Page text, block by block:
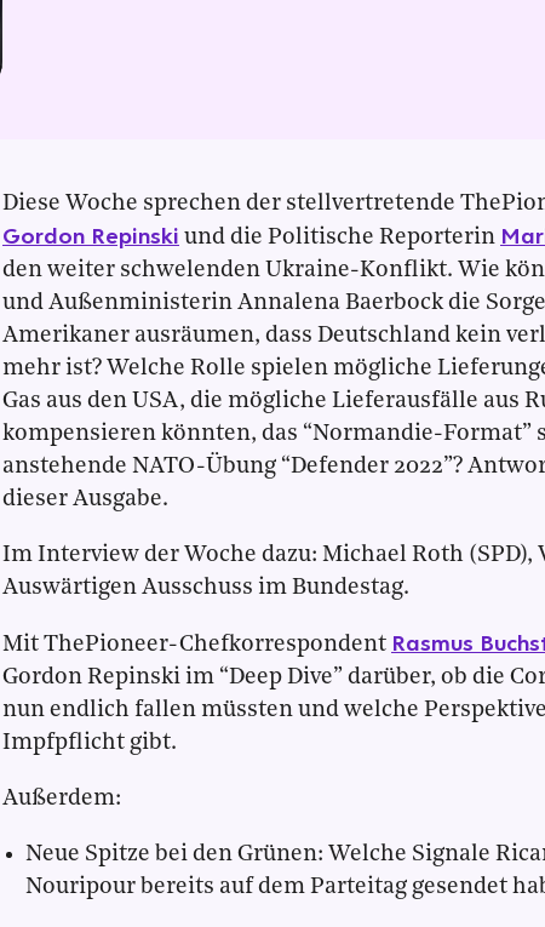
Diese Woche sprechen der stellvertretende
Gordon Repinski und die Politische Reporterin
den weiter schwelenden Ukraine-Konflikt. Wie
und Außenministerin Annalena Baerbock die
Amerikaner ausräumen, dass Deutschland kein
mehr ist? Welche Rolle spielen mögliche
Gas aus den USA, die mögliche Lieferausfälle aus
kompensieren könnten, das “Normandie-Format”
anstehende NATO-Übung “Defender 2022”?
dieser Ausgabe.
Im Interview der Woche dazu: Michael Roth (SPD),
Auswärtigen Ausschuss im Bundestag.
Mit ThePioneer-Chefkorrespondent Rasmus
Gordon Repinski im “Deep Dive” darüber, ob die
nun endlich fallen müssten und welche
Impfpflicht gibt.
Außerdem:
Neue Spitze bei den Grünen: Welche Signale
Nouripour bereits auf dem Parteitag gesendet